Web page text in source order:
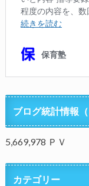
ブログ統計情報
5,669,978 ＰＶ
カテゴリー